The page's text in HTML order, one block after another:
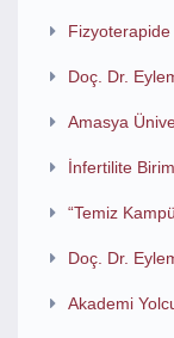
Fizyoterapide
Doç. Dr.
Amasya
İnfertilite
“Temiz
Doç. Dr.
Akademi